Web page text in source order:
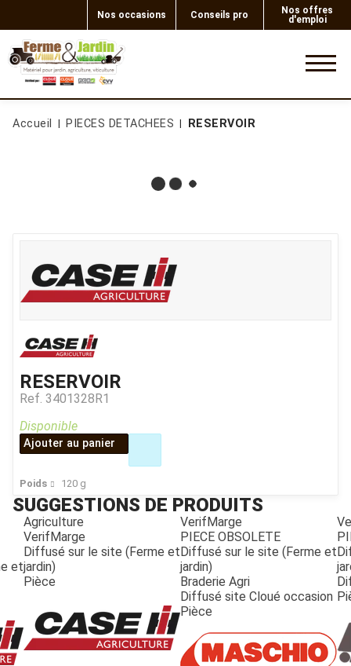
Nos occasions Conseils pro
Nos offres
d'emploi
Accueil PIECES DETACHEES RESERVOIR
RESERVOIR
Ref. 3401328R1
Poids 120 g
Disponible
Ajouter au panier
SUGGESTIONS DE PRODUITS
et
Agriculture
VerifMarge
Diffusé sur le site (Ferme et
jardin)
Pièce
VerifMarge
PIECE OBSOLETE
Diffusé sur le site (Ferme et
jardin)
Braderie Agri
Diffusé site Cloué occasion
Pièce